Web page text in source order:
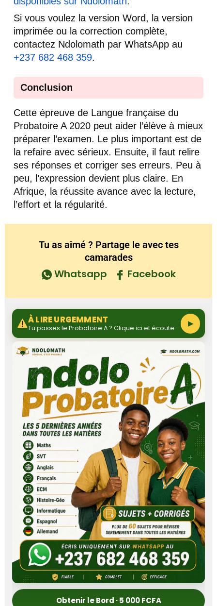
Si vous voulez la version Word, la version
imprimée ou la correction complète,
contactez Ndolomath par WhatsApp au
+237 682 468 359.
Conclusion
Cette épreuve de Langue française du
Probatoire A 2020 peut aider l’élève à mieux
préparer l’examen. Le plus important est de
la refaire avec sérieux. Ensuite, il faut relire
ses réponses et corriger ses erreurs. Peu à
peu, l’expression devient plus claire. En
Afrique, la réussite avance avec la lecture,
l’effort et la régularité.
Tu as aimé ? Partage le avec tes
camarades
Whatsapp Facebook
À LIRE URGEMMENT
Tu passes le Probatoire A ? Clique ici et écoute. ▶
Obtenir le Bord · 5 000 FCFA